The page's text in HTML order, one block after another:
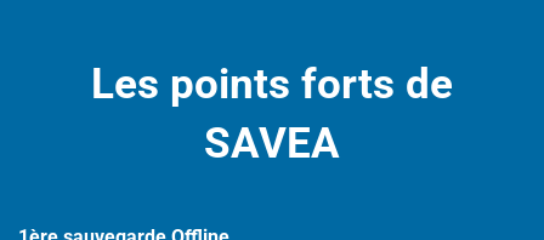
Les points forts de
SAVEA